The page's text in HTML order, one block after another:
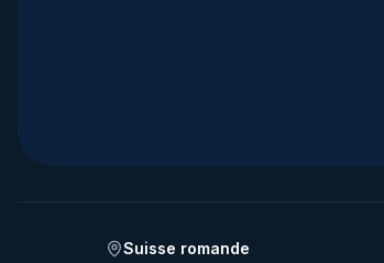
Suisse romande